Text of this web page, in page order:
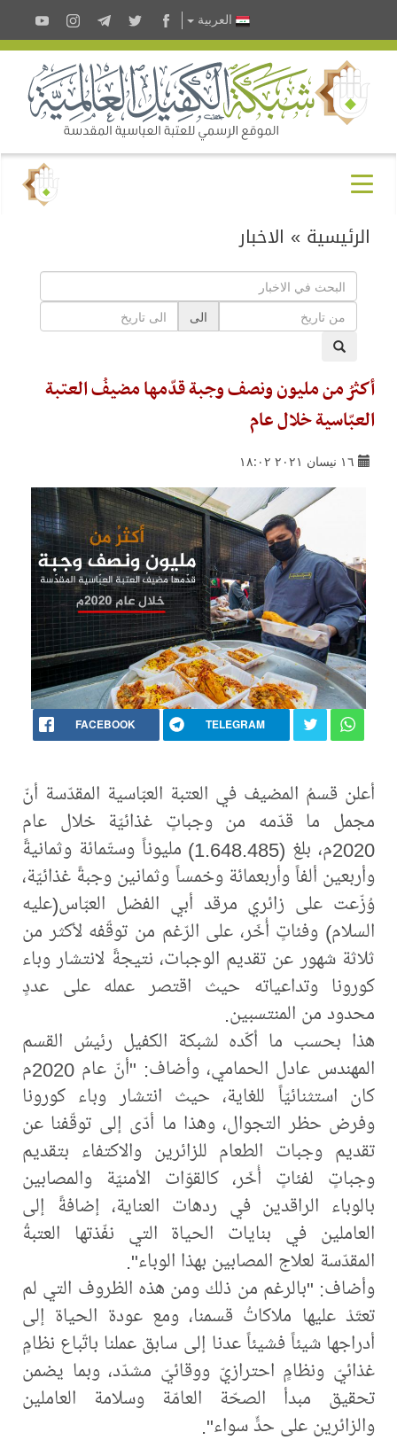
العربية
الرئيسية » الاخبار
الى
أكثرُ من مليون ونصف وجبة قدّمها مضيفُ العتبة
العبّاسية خلال عام
١٦ نيسان ٢٠٢١ ١٨:٠٢
FACEBOOK TELEGRAM
أعلن قسمُ المضيف في العتبة العبّاسية المقدّسة أنّ
مجمل ما قدّمه من وجباتٍ غذائيّة خلال عام
2020م، بلغ (1.648.485) مليوناً وستّمائة وثمانيةً
وأربعين ألفاً وأربعمائة وخمساً وثمانين وجبةً غذائيّة،
وُزّعت على زائري مرقد أبي الفضل العبّاس(عليه
السلام) وفئاتٍ أُخَر، على الرّغم من توقّفه لأكثر من
ثلاثة شهور عن تقديم الوجبات، نتيجةً لانتشار وباء
كورونا وتداعياته حيث اقتصر عمله على عددٍ
محدود من المنتسبين.
هذا بحسب ما أكّده لشبكة الكفيل رئيسُ القسم
المهندس عادل الحمامي، وأضاف: "أنّ عام 2020م
كان استثنائيّاً للغاية، حيث انتشار وباء كورونا
وفرض حظر التجوال، وهذا ما أدّى إلى توقّفنا عن
تقديم وجبات الطعام للزائرين والاكتفاء بتقديم
وجباتٍ لفئاتٍ أُخَر، كالقوّات الأمنيّة والمصابين
بالوباء الراقدين في ردهات العناية، إضافةً إلى
العاملين في بنايات الحياة التي نفّذتها العتبةُ
المقدّسة لعلاج المصابين بهذا الوباء".
وأضاف: "بالرغم من ذلك ومن هذه الظروف التي لم
تعتَدْ عليها ملاكاتُ قسمنا، ومع عودة الحياة إلى
أدراجها شيئاً فشيئاً عدنا إلى سابق عملنا باتّباع نظامٍ
غذائيّ ونظامٍ احترازيّ ووقائيّ مشدّد، وبما يضمن
تحقيق مبدأ الصحّة العامّة وسلامة العاملين
والزائرين على حدٍّ سواء".